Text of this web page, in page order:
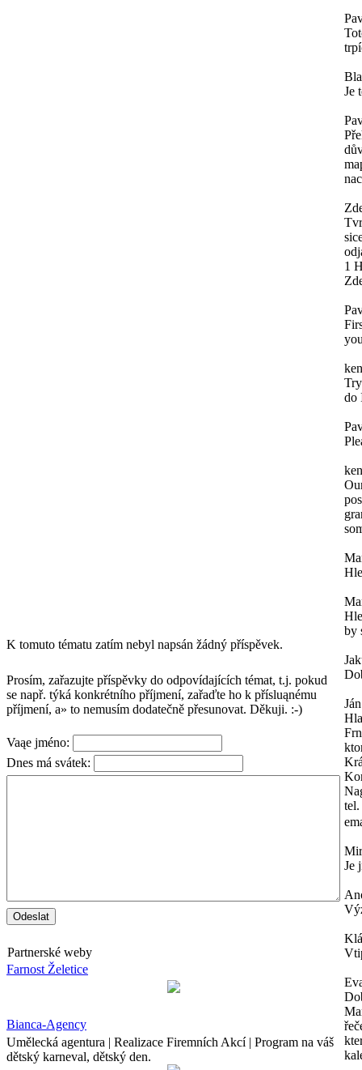
K tomuto tématu zatím nebyl napsán žádný příspěvek.
Prosím, zařazujte příspěvky do odpovídajících témat, t.j. pokud
se např. týká konkrétního příjmení, zařaďte ho k přísluąnému
příjmení, a» to nemusím dodatečně přesunovat. Děkuji. :-)
Vaąe jméno:
Dnes má svátek:
Partnerské weby
Farnost Želetice
Bianca-Agency
Umělecká agentura | Realizace Firemních Akcí | Program na váš
dětský karneval, dětský den.
Je
1
do
by
Ján
Je